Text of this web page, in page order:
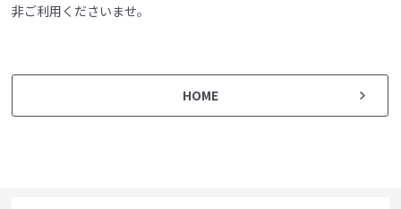
非ご利用くださいませ。
HOME